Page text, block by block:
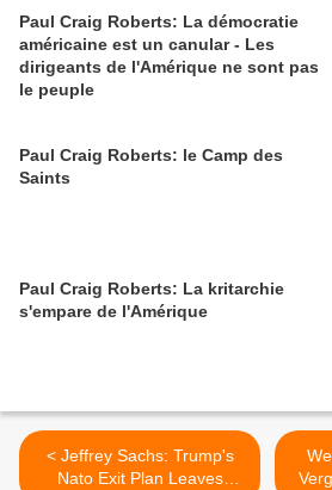
Paul Craig Roberts: La démocratie
américaine est un canular - Les
dirigeants de l'Amérique ne sont pas
le peuple
Paul Craig Roberts: le Camp des
Saints
Paul Craig Roberts: La kritarchie
s'empare de l'Amérique
< Jeffrey Sachs: Trump's
Nato Exit Plan Leaves